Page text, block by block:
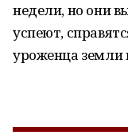
недели, но они
успеют,
уроженца земли